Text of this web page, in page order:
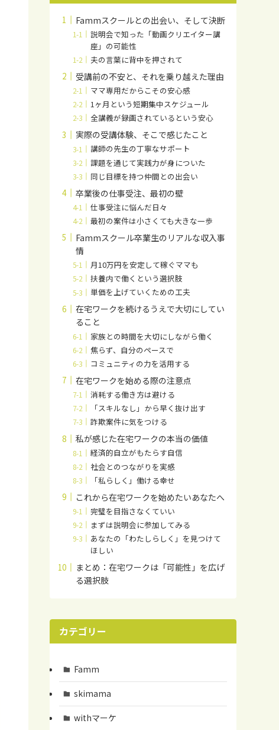
Fammスクールとの出会い、そして決断
説明会で知った「動画クリエイター講
座」の可能性
夫の言葉に背中を押されて
受講前の不安と、それを乗り越えた理由
ママ専用だからこその安心感
1ヶ月という短期集中スケジュール
全講義が録画されているという安心
実際の受講体験、そこで感じたこと
講師の先生の丁寧なサポート
課題を通じて実践力が身についた
同じ目標を持つ仲間との出会い
卒業後の仕事受注、最初の壁
仕事受注に悩んだ日々
最初の案件は小さくても大きな一歩
Fammスクール卒業生のリアルな収入事
情
月10万円を安定して稼ぐママも
扶養内で働くという選択肢
単価を上げていくための工夫
在宅ワークを続けるうえで大切にしてい
ること
家族との時間を大切にしながら働く
焦らず、自分のペースで
コミュニティの力を活用する
在宅ワークを始める際の注意点
消耗する働き方は避ける
「スキルなし」から早く抜け出す
詐欺案件に気をつける
私が感じた在宅ワークの本当の価値
経済的自立がもたらす自信
社会とのつながりを実感
「私らしく」働ける幸せ
これから在宅ワークを始めたいあなたへ
完璧を目指さなくていい
まずは説明会に参加してみる
あなたの「わたしらしく」を見つけて
ほしい
まとめ：在宅ワークは「可能性」を広げ
る選択肢
カテゴリー
Famm
skimama
withマーケ